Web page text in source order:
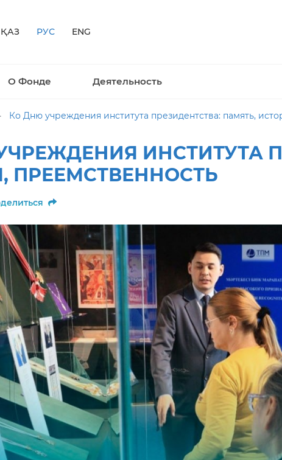
ҚАЗ РУС ENG
О Фонде Деятельность
Ко Дню учреждения института президентства: память,
ИНСТИТУТА
ПРЕЕМСТВЕННОСТЬ